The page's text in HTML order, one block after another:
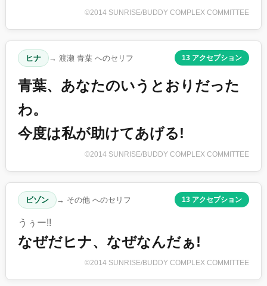
©2014 SUNRISE/BUDDY COMPLEX COMMITTEE
ヒナ → 渡瀬 青葉 へのセリフ 13 アクセプション
青葉、あなたのいうとおりだった
わ。
今度は私が助けてあげる!
©2014 SUNRISE/BUDDY COMPLEX COMMITTEE
ビゾン → その他 へのセリフ 13 アクセプション
うぅー!!
なぜだヒナ、なぜなんだぁ!
©2014 SUNRISE/BUDDY COMPLEX COMMITTEE